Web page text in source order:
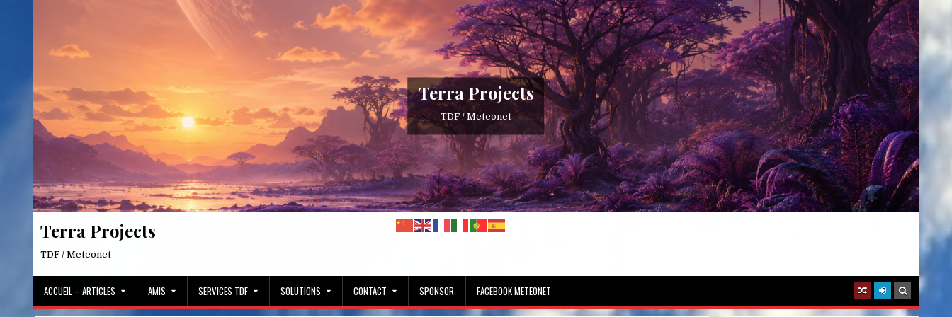
Terra Projects
TDF / Meteonet
Terra Projects
TDF / Meteonet
ACCUEIL – ARTICLES AMIS SERVICES TDF SOLUTIONS CONTACT SPONSOR FACEBOOK METEONET